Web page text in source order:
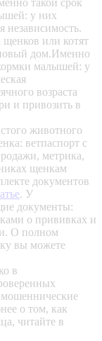
у них
независимость.
щенков или котят
дом.Именно
малышей: у
возраста
и привозить в
животного
ветпаспорт с
метрика,
щенкам
документов
. У
документы:
о прививках и
О полном
вы можете
в
мошеннические
о том, как
читайте в